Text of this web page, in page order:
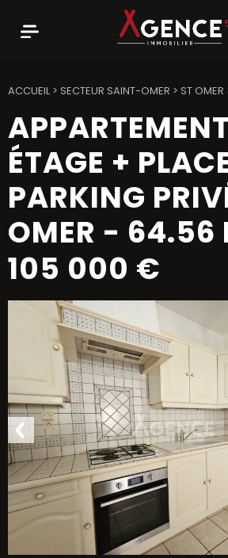
ACCUEIL> SECTEUR SAINT-OMER > ST OMER
ÉTAGE +
PARKING
OMER - 64.56
105 000 €